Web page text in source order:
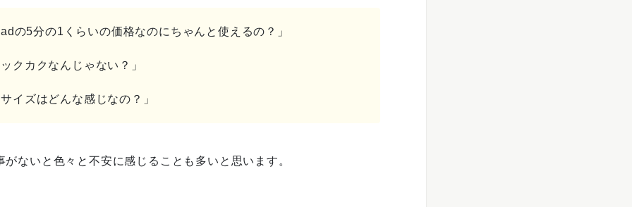
の5分の1くらいの価格なのにちゃんと使えるの？」
クカクなんじゃない？」
イズはどんな感じなの？」
がないと色々と不安に感じることも多いと思います。